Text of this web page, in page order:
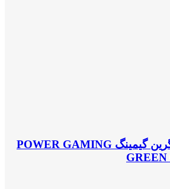
منبع تغذیه کامپیوتر گرین گیمینگ POWER GAMING